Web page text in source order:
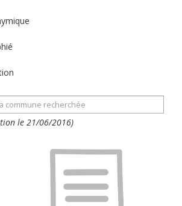
le 21/06/2016)